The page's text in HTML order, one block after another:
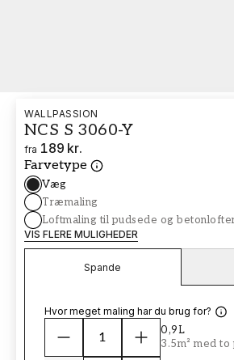
WALLPASSION
NCS S 3060-Y
fra 189 kr.
Farvetype
Væg
Træmaling
Loftmaling til pudsede og
VIS FLERE MULIGHEDER
Spande
Hvor meget maling har du brug for?
0,9L
3.5m² med